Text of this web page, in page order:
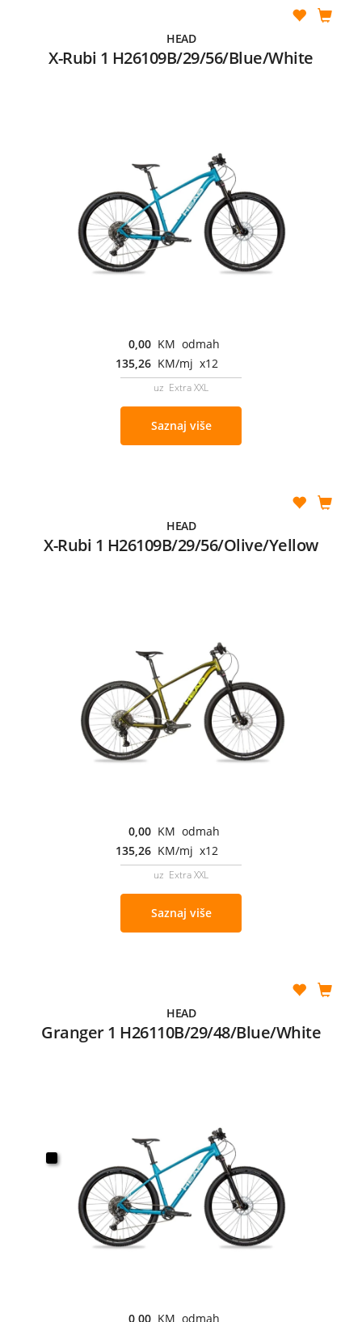
HEAD
X-Rubi 1 H26109B/29/56/Blue/White
0,00 KM odmah
135,26 KM/mj x12
uz Extra XXL
Saznaj više
HEAD
X-Rubi 1 H26109B/29/56/Olive/Yellow
0,00 KM odmah
135,26 KM/mj x12
uz Extra XXL
Saznaj više
HEAD
Granger 1 H26110B/29/48/Blue/White
0,00 KM odmah